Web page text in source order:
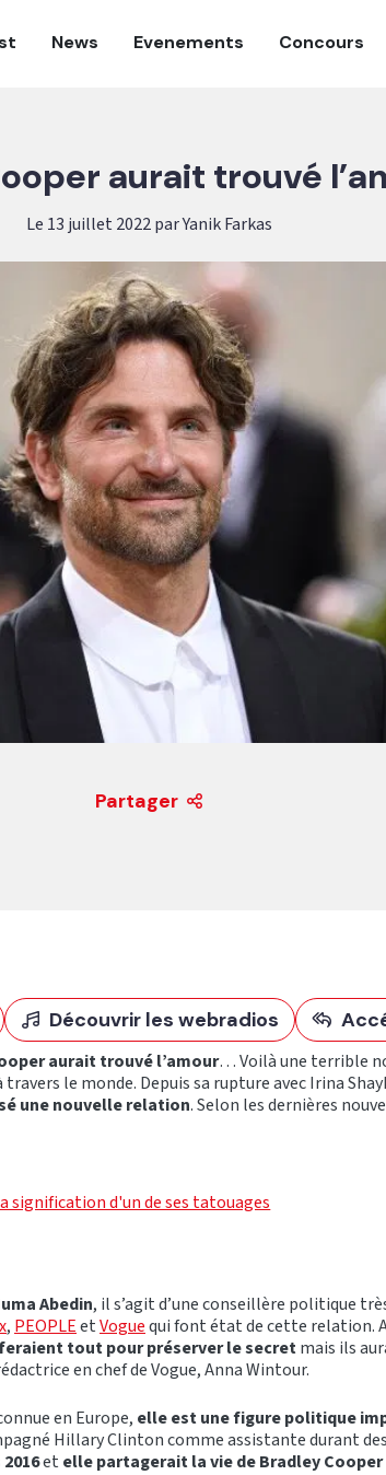
News Evenements Concours
aurait trouvé
Le 13 juillet 2022 par Yanik Farkas
Partager
Découvrir les webradios
aurait trouvé l’amour… Voilà une terrible
le monde. Depuis sa rupture avec Irina
une nouvelle relation. Selon les dernières
signification d'un de ses tatouages
Abedin, il s’agit d’une conseillère politique
, PEOPLEetVoguequi font état de cette relation.
tout pour préserver le secretmais ils
en chef de Vogue, Anna Wintour.
en Europe, elle est une figure politique
Hillary Clinton comme assistante durant
et elle partagerait la vie de Bradley Cooper